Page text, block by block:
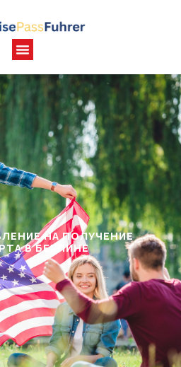
НА ПОЛУЧЕНИЕ
В БЕРЛИНЕ